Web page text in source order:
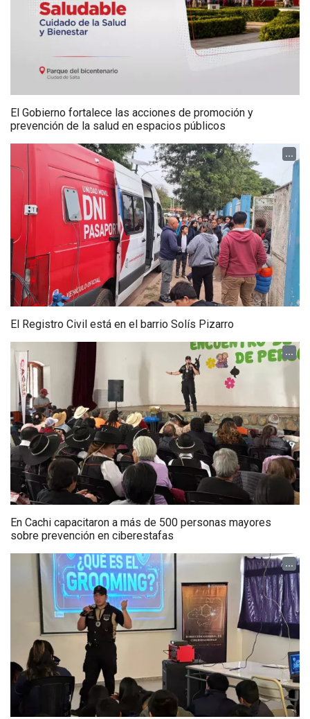
El Gobierno fortalece las acciones de promoción y
prevención de la salud en espacios públicos
...
El Registro Civil está en el barrio Solís Pizarro
...
En Cachi capacitaron a más de 500 personas mayores
sobre prevención en ciberestafas
...